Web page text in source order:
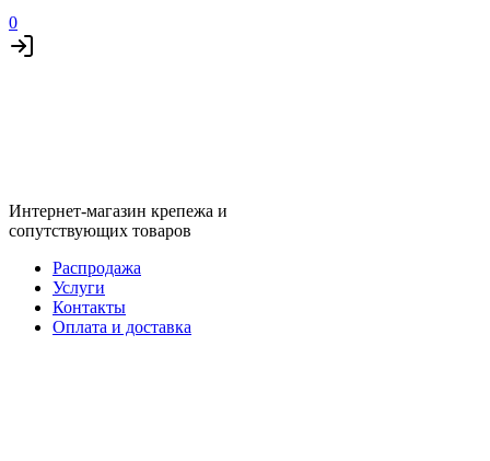
0
Интернет-магазин крепежа и
сопутствующих товаров
Распродажа
Услуги
Контакты
Оплата и доставка